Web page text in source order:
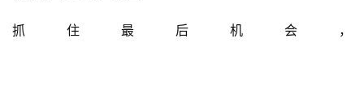
抓住最后机会，